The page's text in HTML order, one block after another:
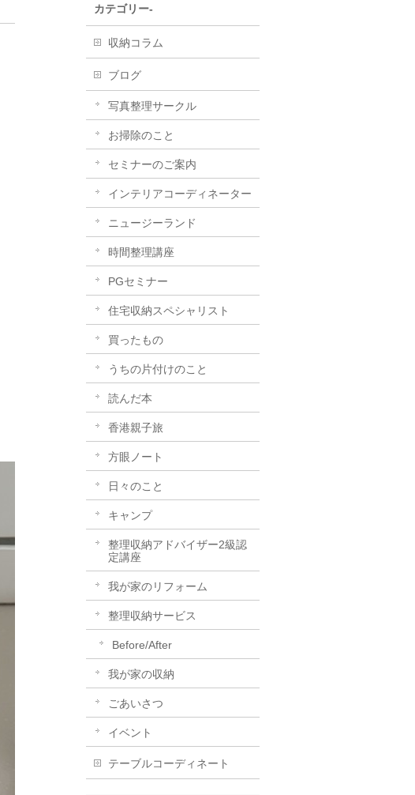
カテゴリー-
収納コラム
ブログ
写真整理サークル
お掃除のこと
セミナーのご案内
インテリアコーディネーター
ニュージーランド
時間整理講座
PGセミナー
住宅収納スペシャリスト
買ったもの
うちの片付けのこと
読んだ本
香港親子旅
方眼ノート
日々のこと
キャンプ
整理収納アドバイザー2級認
定講座
我が家のリフォーム
整理収納サービス
Before/After
我が家の収納
ごあいさつ
イベント
テーブルコーディネート